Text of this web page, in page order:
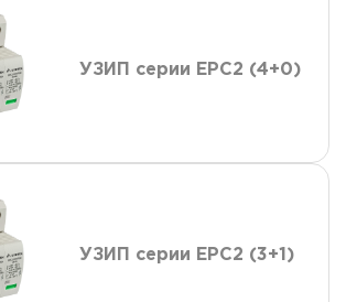
УЗИП серии ЕРС2 (4+0)
УЗИП серии ЕРС2 (3+1)